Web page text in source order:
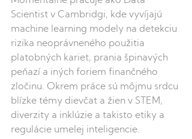
Scientist v Cambridgi, kde vyvíjajú
machine learning modely na detekciu
rizika neoprávneného použitia
platobných kariet, prania špinavých
peňazí a iných foriem finančného
zločinu. Okrem práce sú môjmu srdcu
blízke témy dievčat a žien v STEM,
diverzity a inklúzie a takisto etiky a
regulácie umelej inteligencie.